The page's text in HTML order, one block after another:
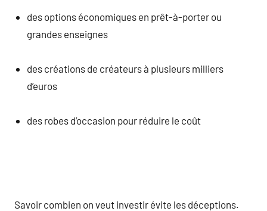
des options économiques en prêt-à-porter ou
grandes enseignes
des créations de créateurs à plusieurs milliers
d’euros
des robes d’occasion pour réduire le coût
Savoir combien on veut investir évite les déceptions.